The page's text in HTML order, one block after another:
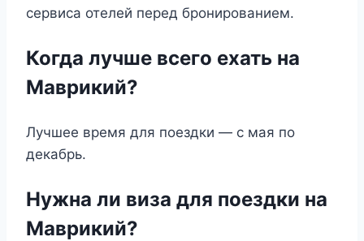
сервиса отелей перед бронированием.
Когда лучше всего ехать на
Маврикий?
Лучшее время для поездки — с мая по
декабрь.
Нужна ли виза для поездки на
Маврикий?